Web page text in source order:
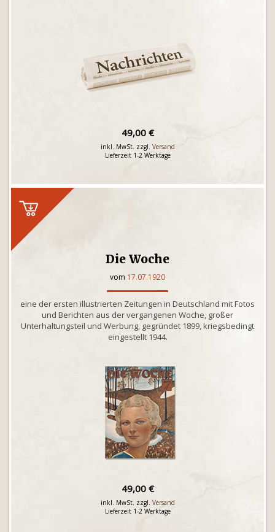
49,00 €
inkl. MwSt. zzgl. Versand
Lieferzeit 1-2 Werktage
Die Woche
vom 17.07.1920
eine der ersten illustrierten Zeitungen in Deutschland mit Fotos
und Berichten aus der vergangenen Woche, großer
Unterhaltungsteil und Werbung, gegründet 1899, kriegsbedingt
eingestellt 1944.
49,00 €
inkl. MwSt. zzgl. Versand
Lieferzeit 1-2 Werktage